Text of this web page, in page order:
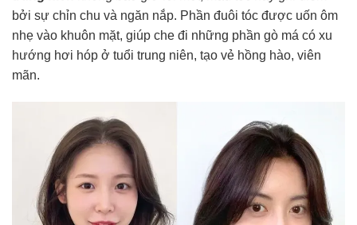
bởi sự chỉn chu và ngăn nắp. Phần đuôi tóc được uốn ôm
nhẹ vào khuôn mặt, giúp che đi những phần gò má có xu
hướng hơi hóp ở tuổi trung niên, tạo vẻ hồng hào, viên
mãn.